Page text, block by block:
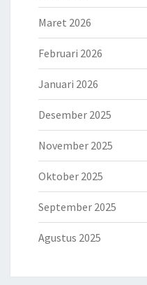
Maret 2026
Februari 2026
Januari 2026
Desember 2025
November 2025
Oktober 2025
September 2025
Agustus 2025